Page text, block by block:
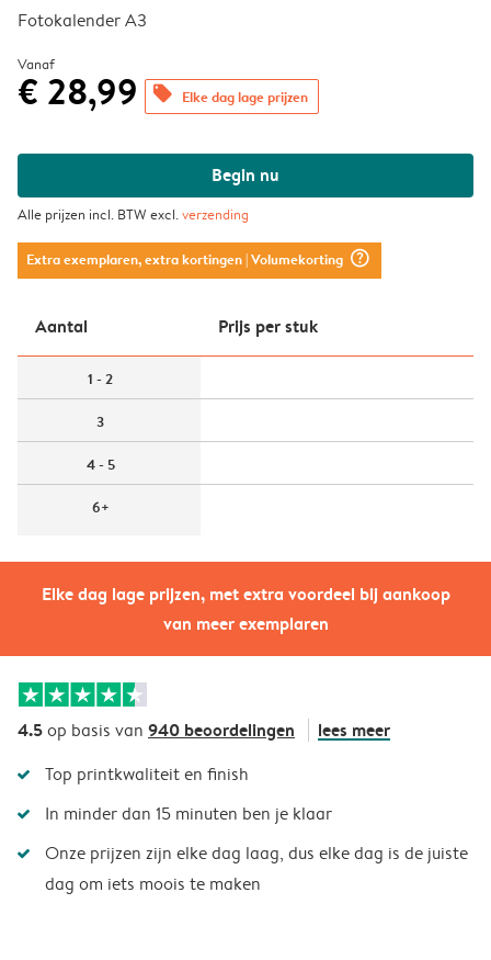
Elke dag lage prijzen, met extra voordeel bij aankoop
van meer exemplaren
Fotokalender A3
Vanaf
€ 28,99 offers Elke dag lage prijzen
Begin nu
Alle prijzen incl. BTW excl.verzending
Extra exemplaren, extra kortingen| Volumekorting question_mark_circle
Aantal Prijs per stuk
1 - 2
3
4 - 5
6+
4.5op basis van 940 beoordelingen lees meer
Top printkwaliteit en finish
In minder dan 15 minuten ben je klaar
Onze prijzen zijn elke dag laag, dus elke dag is de juiste
dag om iets moois te maken